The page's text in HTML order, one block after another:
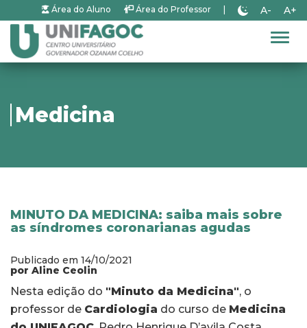
Área do Aluno Área do Professor A- A+
Medicina
MINUTO DA MEDICINA: saiba mais sobre
as síndromes coronarianas agudas
Publicado em 14/10/2021
por Aline Ceolin
Nesta edição do "Minuto da Medicina", o
professor de Cardiologia do curso de Medicina